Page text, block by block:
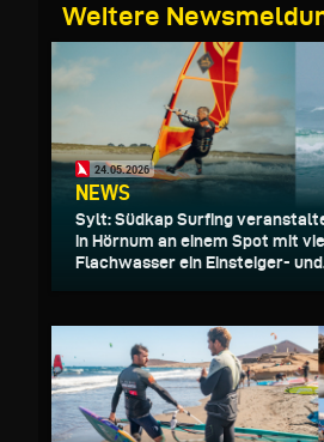
Weitere
24.05.2026
NEWS
Sylt: Südkap Surfing
in Hörnum an einem Spot mit
Flachwasser ein Einsteiger-